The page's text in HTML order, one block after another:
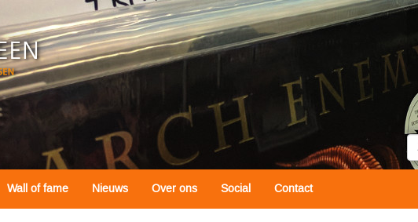
Wall of fame Nieuws Over ons Social Contact